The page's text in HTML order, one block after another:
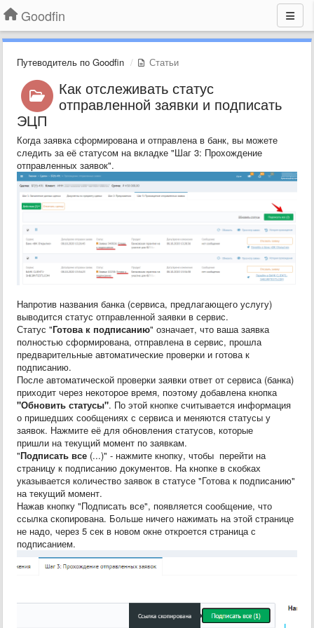
Goodfin
Путеводитель по Goodfin Статьи
Как отслеживать статус
отправленной заявки и подписать
ЭЦП
Когда заявка сформирована и отправлена в банк, вы можете
следить за её статусом на вкладке "Шаг 3: Прохождение
отправленных заявок".
Напротив названия банка (сервиса, предлагающего услугу)
выводится статус отправленной заявки в сервис.
Статус "Готова к подписанию" означает, что ваша заявка
полностью сформирована, отправлена в сервис, прошла
предварительные автоматические проверки и готова к
подписанию.
После автоматической проверки заявки ответ от сервиса (банка)
приходит через некоторое время, поэтому добавлена кнопка
"Обновить статусы". По этой кнопке считывается информация
о пришедших сообщениях с сервиса и меняются статусы у
заявок. Нажмите её для обновления статусов, которые
пришли на текущий момент по заявкам.
"Подписать все (...)" - нажмите кнопку, чтобы перейти на
страницу к подписанию документов. На кнопке в скобках
указывается количество заявок в статусе "Готова к подписанию"
на текущий момент.
Нажав кнопку "Подписать все", появляется сообщение, что
ссылка скопирована. Больше ничего нажимать на этой странице
не надо, через 5 сек в новом окне откроется страница с
подписанием.